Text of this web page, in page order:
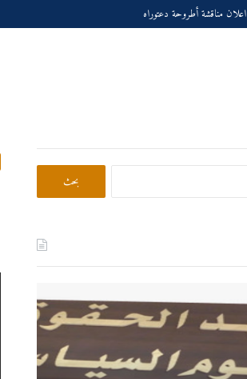
اعلان مناقشة أطروحة دعتوراه
البحث
عبر
الخط
الجامعية